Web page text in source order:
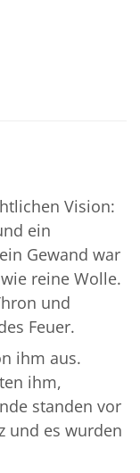
Vision:
ein
Gewand war
reine Wolle.
und
Feuer.
ihm aus.
ihm,
standen vor
und es wurden